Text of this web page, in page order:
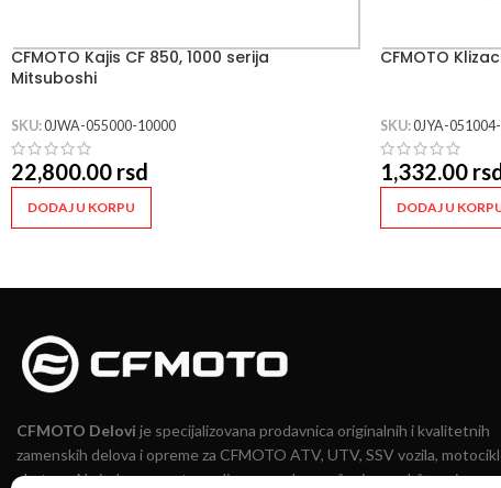
CFMOTO Kajis CF 850, 1000 serija
Mitsuboshi
SKU:0JWA-055000-10000
22,800.00 rsd
DODAJ U KORPU
CFMOTO
SKU:0JYA-
1,332.00
DODAJ U
CFMOTO Delovi je specijalizovana prodavnica originalnih i kvalitetnih
zamenskih delova i opreme za CFMOTO ATV, UTV, SSV vozila,
skutere. Na jednom mestu nudimo pouzdana rešenja za održavanje,